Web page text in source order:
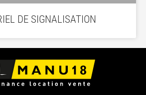
DE SIGNALISATION